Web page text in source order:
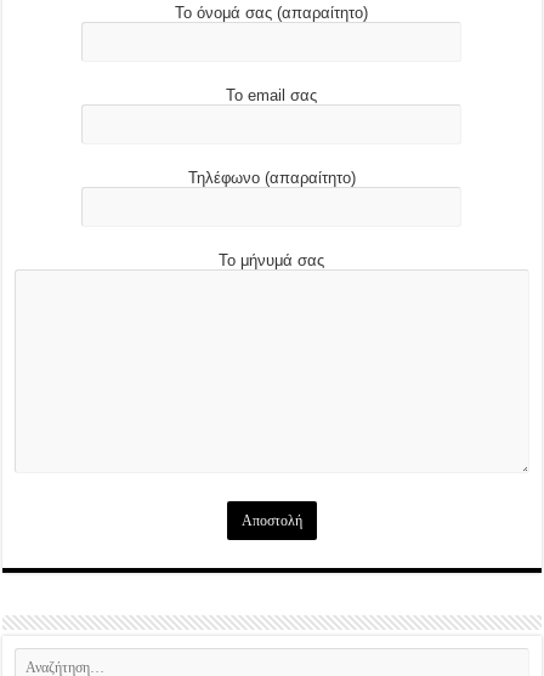
Το όνομά σας (απαραίτητο)
Το email σας
Τηλέφωνο (απαραίτητο)
Το μήνυμά σας